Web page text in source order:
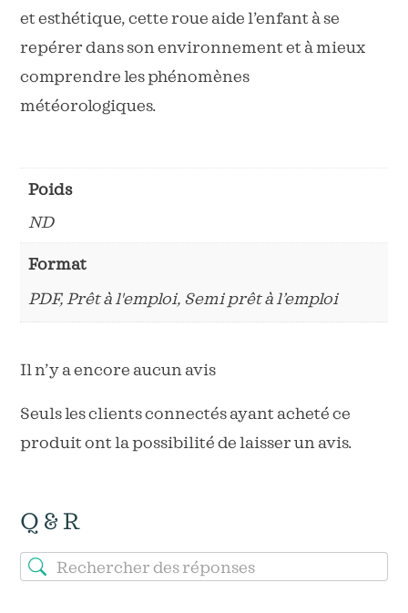
et esthétique, cette roue aide l’enfant à se
repérer dans son environnement et à mieux
comprendre les phénomènes
météorologiques.
Poids
ND
Format
PDF, Prêt à l'emploi, Semi prêt à l’emploi
Il n’y a encore aucun avis
Seuls les clients connectés ayant acheté ce
produit ont la possibilité de laisser un avis.
Q & R